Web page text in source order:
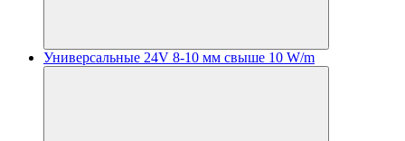
Универсальные 24V 8-10 мм свыше 10 W/m